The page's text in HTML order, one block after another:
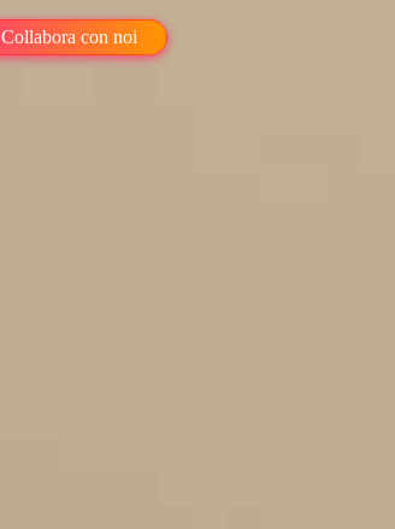
Collabora con noi